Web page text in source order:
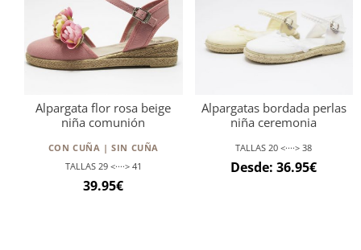
Alpargata flor rosa beige
niña comunión
CON CUÑA | SIN CUÑA
TALLAS 29 <····> 41
39.95€
Alpargatas bordada perlas
niña ceremonia
TALLAS 20 <····> 38
Desde:36.95€